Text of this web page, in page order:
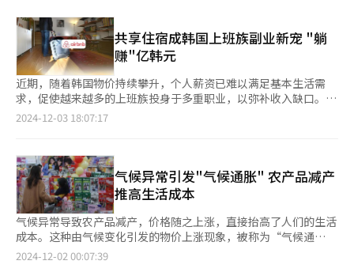
共享住宿成韩国上班族副业新宠 "躺
赚"亿韩元
近期，随着韩国物价持续攀升，个人薪资已难以满足基本生活需
求，促使越来越多的上班族投身于多重职业，以弥补收入缺口。在
此背景下，“副业”成为20至30岁上班族的热议话题，其
者并获取相应报酬。代表性平台包括爱彼迎（Airbnb）、
Wehome以及短期租赁平台33M2、Live Anywhere等。 国税厅日
前向国会企划财政委员会所属的祖国革新党议员车圭根提交的资料
显示，共享住宿所创造的收入从2020年的21亿韩元（约合人民币
1093万元）增至2022年的223亿韩元，短短3年内实现近十倍的惊
人增长。调查显示，过半收益源自20至30岁的年轻群体。随着共
享住宿回报率极高的消息不胫而走，年轻一代将其作为副业经营的
热情空前高涨。仅需在线上上传房源信息，即可将闲置房屋转化
2024-12-03 18:07:17
气候异常引发"气候通胀" 农产品减产
推高生活成本
气候异常导致农产品减产，价格随之上涨，直接抬高了人们的生活
成本。这种由气候变化引发的物价上涨现象，被称为“气候通
胀”（Climateflation），正在日益显现。 受气候变化影响，巧
2024-12-02 00:07:39